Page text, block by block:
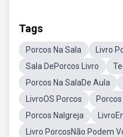
Tags
Porcos Na Sala
Livro
Sala DePorcos Livro
Porcos Na SalaDe Aula
LivroOS Porcos
Porcos NaIgreja
Livro PorcosNão Podem